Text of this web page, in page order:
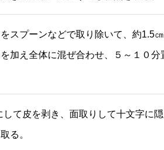
スプーンなどで取り除いて、約1.5
加え全体に混ぜ合わせ、５～１０
て皮を剥き、面取りして十文字に
る。